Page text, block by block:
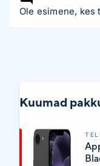
Ole esimene,
Kuumad